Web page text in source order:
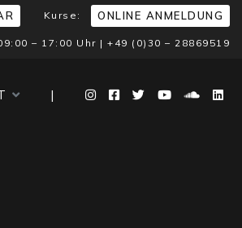
Kurse: ONLINE ANMELDUNG
– 17:00 Uhr | +49 (0)30 – 28869519
|